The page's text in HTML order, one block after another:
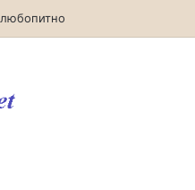
любопитно